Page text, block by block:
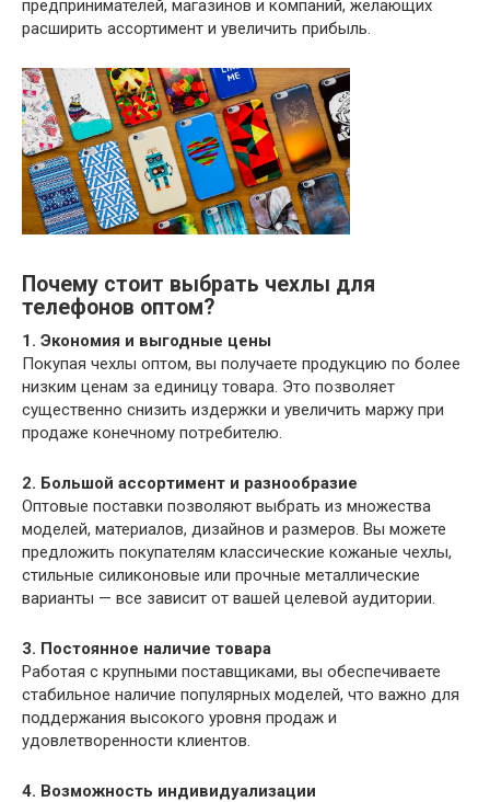
предпринимателей, магазинов и компаний, желающих
расширить ассортимент и увеличить прибыль.
Почему стоит выбрать чехлы для
телефонов оптом?
1. Экономия и выгодные цены
Покупая чехлы оптом, вы получаете продукцию по более
низким ценам за единицу товара. Это позволяет
существенно снизить издержки и увеличить маржу при
продаже конечному потребителю.
2. Большой ассортимент и разнообразие
Оптовые поставки позволяют выбрать из множества
моделей, материалов, дизайнов и размеров. Вы можете
предложить покупателям классические кожаные чехлы,
стильные силиконовые или прочные металлические
варианты — все зависит от вашей целевой аудитории.
3. Постоянное наличие товара
Работая с крупными поставщиками, вы обеспечиваете
стабильное наличие популярных моделей, что важно для
поддержания высокого уровня продаж и
удовлетворенности клиентов.
4. Возможность индивидуализации